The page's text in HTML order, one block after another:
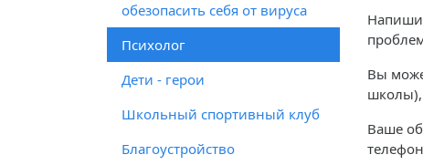
обезопасить себя от вируса
Психолог
Дети - герои
Школьный спортивный клуб
Благоустройство
Вы
школы),
Ваше